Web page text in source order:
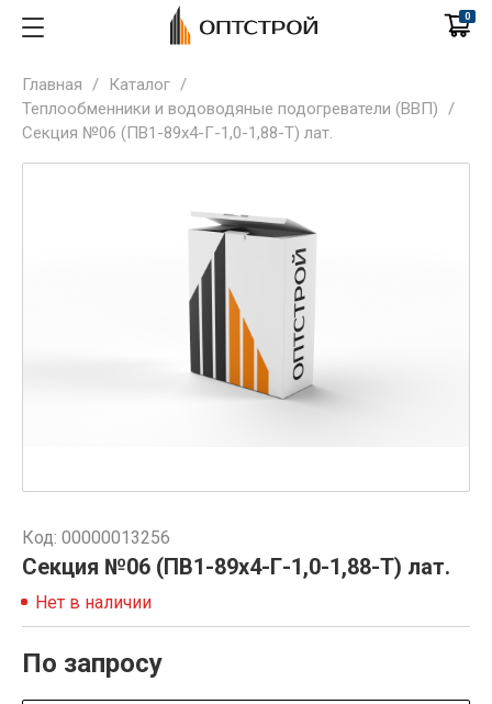
0
Главная / Каталог /
Теплообменники и водоводяные подогреватели (ВВП) /
Секция №06 (ПВ1-89х4-Г-1,0-1,88-Т) лат.
Код: 00000013256
Секция №06 (ПВ1-89х4-Г-1,0-1,88-Т) лат.
Нет в наличии
По запросу